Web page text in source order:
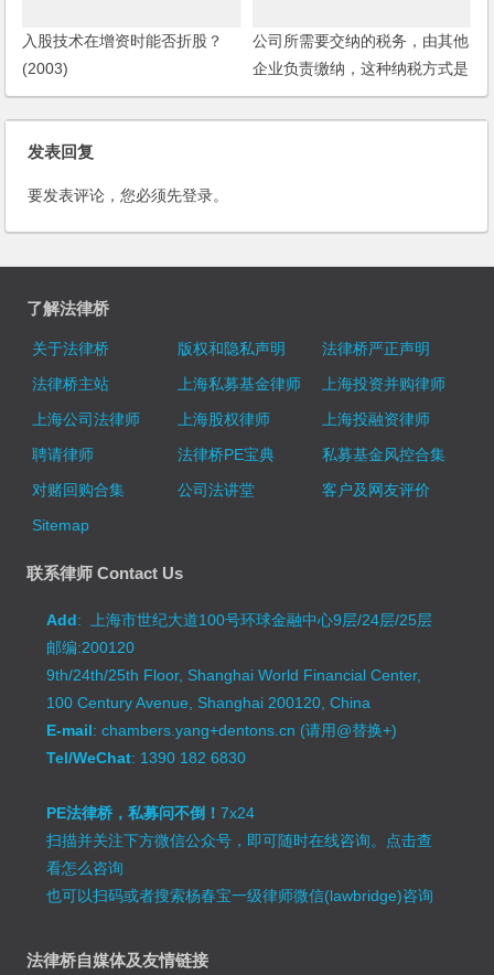
入股技术在增资时能否折股？
(2003)
公司所需要交纳的税务，由其他
企业负责缴纳，这种纳税方式是
否合法？
发表回复
要发表评论，您必须先登录。
了解法律桥
关于法律桥 版权和隐私声明
法律桥严正声明
法律桥主站
上海私募基金律师
上海投资并购律师
上海公司法律师
上海股权律师
上海投融资律师
聘请律师
法律桥PE宝典
私募基金风控合集
对赌回购合集
公司法讲堂
客户及网友评价
Sitemap
联系律师 Contact Us
Add: 上海市世纪大道100号环球金融中心9层/24层/25层
邮编:200120
9th/24th/25th Floor, Shanghai World Financial Center,
100 Century Avenue, Shanghai 200120, China
E-mail: chambers.yang+dentons.cn (请用@替换+)
Tel/WeChat: 1390 182 6830
PE法律桥，私募问不倒！7x24
扫描并关注下方微信公众号，即可随时在线咨询。 点击查
看怎么咨询
也可以扫码或者搜索杨春宝一级律师微信(lawbridge)咨询
法律桥自媒体及友情链接